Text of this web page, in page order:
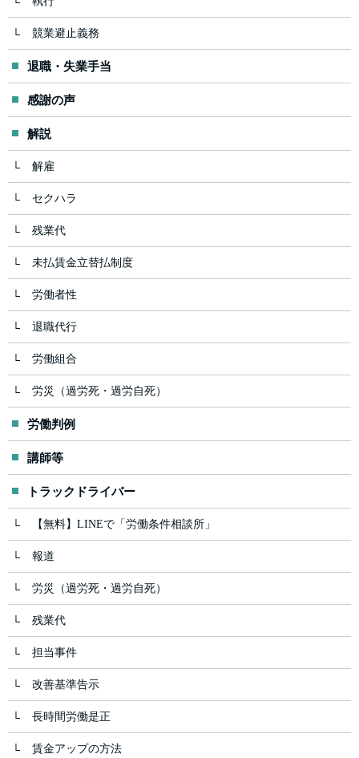
競業避止義務
退職・失業手当
感謝の声
解説
解雇
セクハラ
残業代
未払賃金立替払制度
労働者性
退職代行
労働組合
労災（過労死・過労自死）
労働判例
講師等
トラックドライバー
【無料】LINEで「労働条件相談所」
報道
労災（過労死・過労自死）
残業代
担当事件
改善基準告示
長時間労働是正
賃金アップの方法